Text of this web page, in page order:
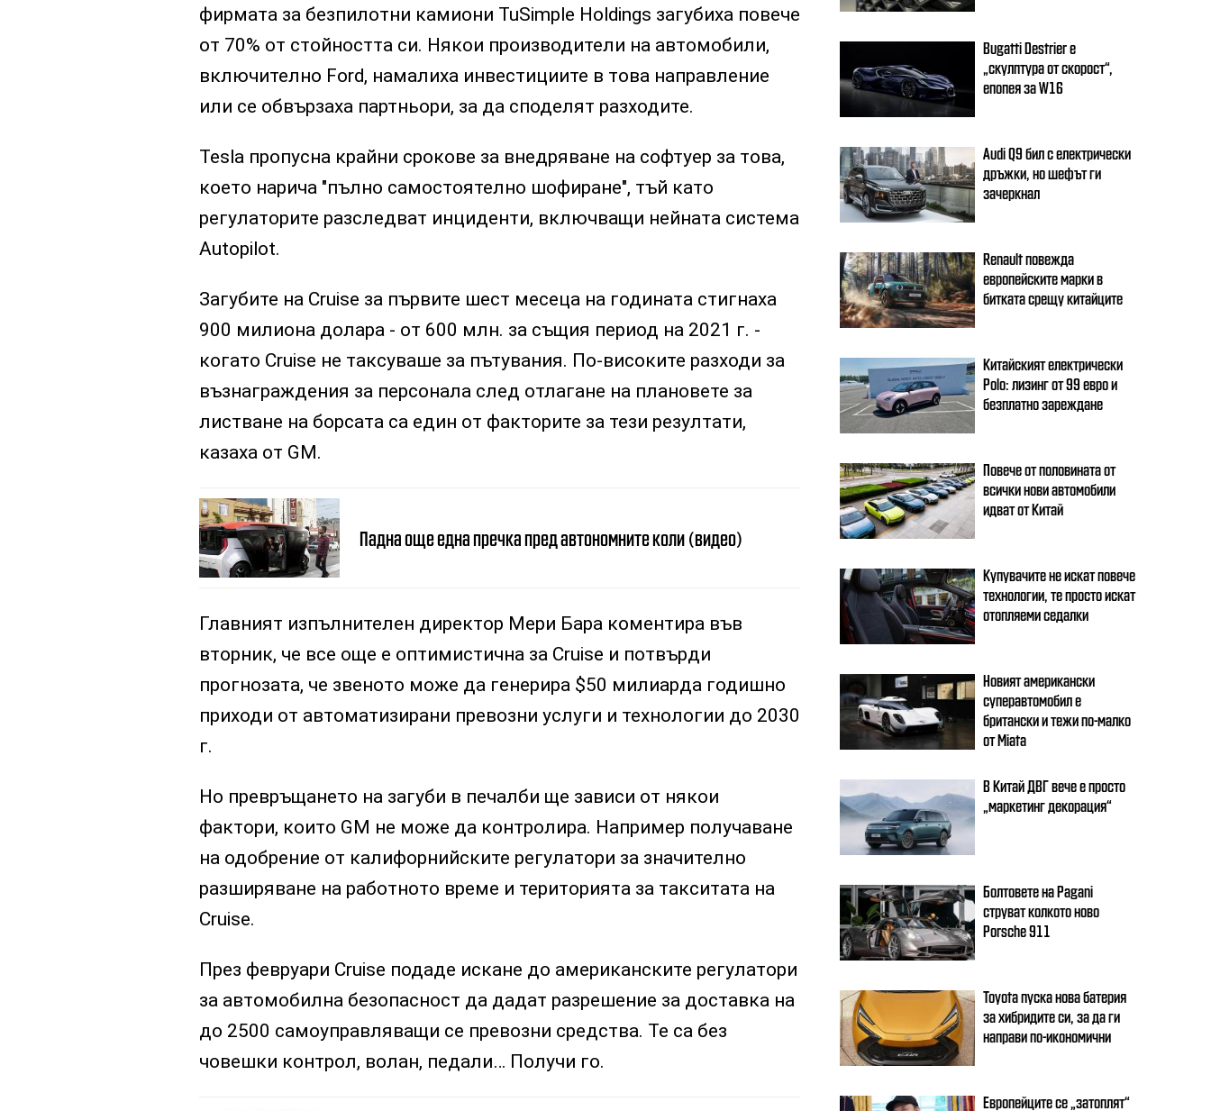
фирмата за безпилотни камиони TuSimple Holdings загубиха повече
от 70% от стойността си. Някои производители на автомобили,
включително Ford, намалиха инвестициите в това направление
или се обвързаха партньори, за да споделят разходите.
Tesla пропусна крайни срокове за внедряване на софтуер за това,
което нарича "пълно самостоятелно шофиране", тъй като
регулаторите разследват инциденти, включващи нейната система
Autopilot.
Загубите на Cruise за първите шест месеца на годината стигнаха
900 милиона долара - от 600 млн. за същия период на 2021 г. -
когато Cruise не таксуваше за пътувания. По-високите разходи за
възнаграждения за персонала след отлагане на плановете за
листване на борсата са един от факторите за тези резултати,
казаха от GM.
Падна още една пречка пред автономните коли (видео)
Главният изпълнителен директор Мери Бара коментира във
вторник, че все още е оптимистична за Cruise и потвърди
прогнозата, че звеното може да генерира $50 милиарда годишно
приходи от автоматизирани превозни услуги и технологии до 2030
г.
Но превръщането на загуби в печалби ще зависи от някои
фактори, които GM не може да контролира. Например получаване
на одобрение от калифорнийските регулатори за значително
разширяване на работното време и територията за такситата на
Cruise.
През февруари Cruise подаде искане до американските регулатори
за автомобилна безопасност да дадат разрешение за доставка на
до 2500 самоуправляващи се превозни средства. Те са без
човешки контрол, волан, педали… Получи го.
Bugatti Destrier е
„скулптура от скорост“,
епопея за W16
Audi Q9 бил с електрически
дръжки, но шефът ги
зачеркнал
Renault повежда
европейските марки в
битката срещу китайците
Китайският електрически
Polo: лизинг от 99 евро и
безплатно зареждане
Повече от половината от
всички нови автомобили
идват от Китай
Купувачите не искат повече
технологии, те просто искат
отопляеми седалки
Новият американски
суперавтомобил е
британски и тежи по-малко
от Miata
В Китай ДВГ вече е просто
„маркетинг декорация“
Болтовете на Pagani
струват колкото ново
Porsche 911
Toyota пуска нова батерия
за хибридите си, за да ги
направи по-икономични
Европейците се „затоплят“